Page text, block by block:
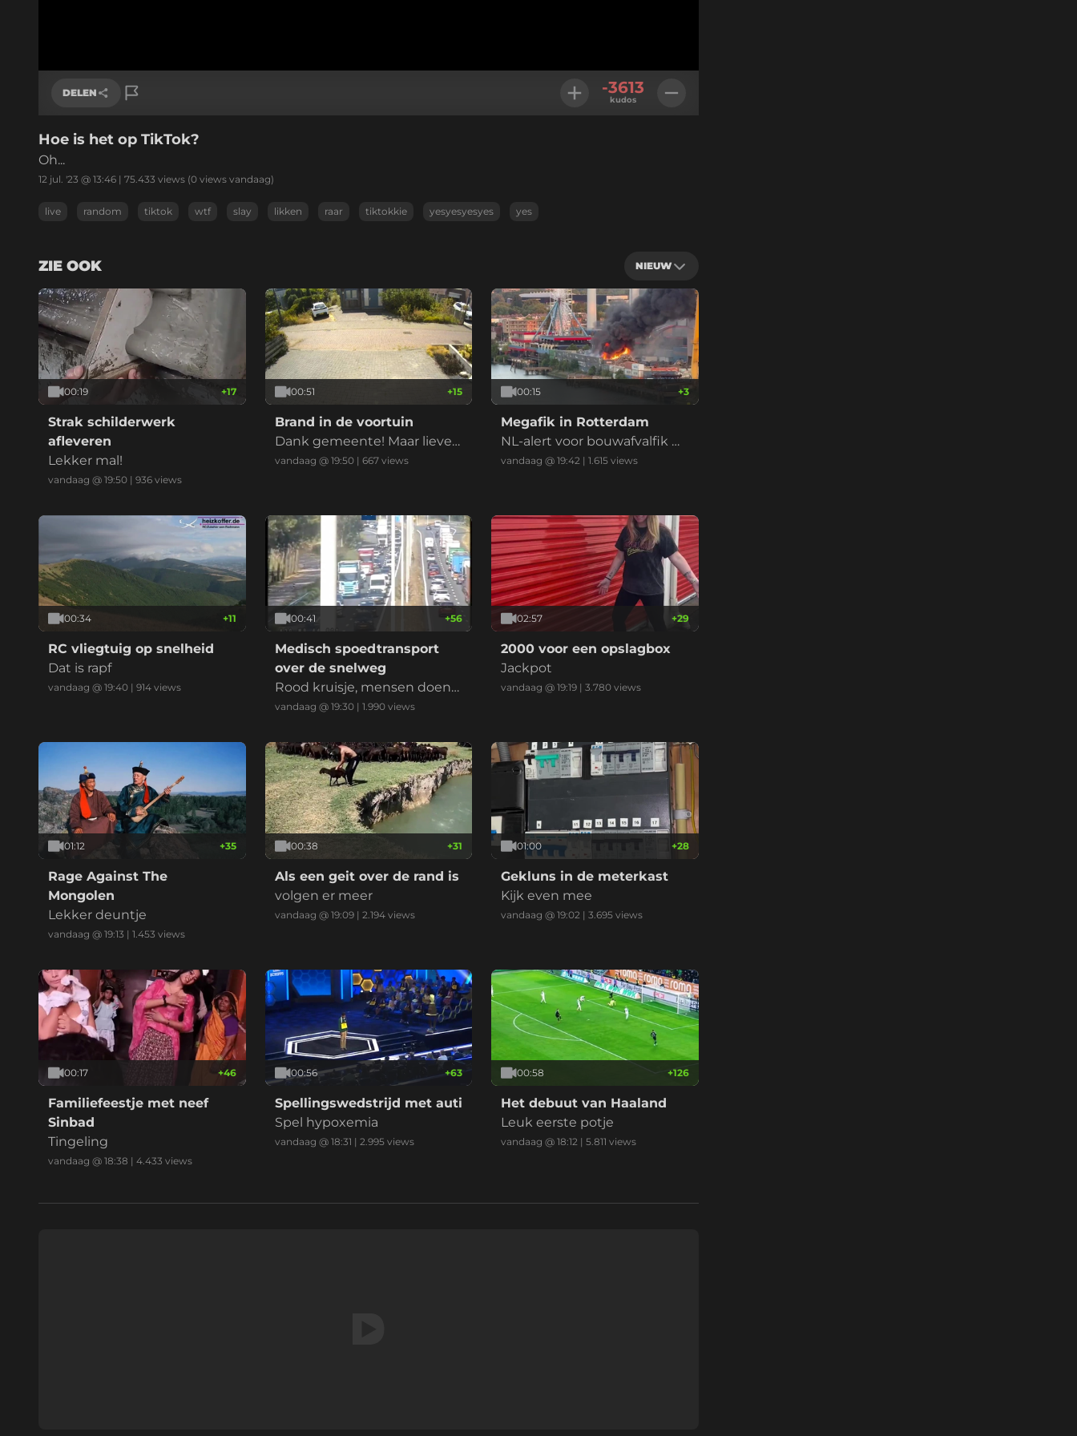
DELEN
Link kopiëren
-3613
kudos
Hoe is het op TikTok?
Oh...
12 jul. '23 @ 13:46 | 75.433 views (0 views vandaag)
live random tiktok wtf slay likken raar tiktokkie yesyesyesyes yes
ZIE OOK NIEUW
00:19 +17
Strak schilderwerk
afleveren
Lekker mal!
vandaag @ 19:50 | 936 views
00:51 +15
Brand in de voortuin
Dank gemeente! Maar liever
niet nu met de droogte
vandaag @ 19:50| 667views
00:15 +3
Megafik in Rotterdam
NL-alert voor bouwafvalfik m
et zwarte reauk bij recycling
vandaag @ 19:42 |1.615 views
00:34 +11
RC vliegtuig op snelheid
Dat is rapf
vandaag @ 19:40 | 914 views
00:41 +56
Medisch spoedtransport
over de snelweg
Rood kruisje, mensen doen
normaal, ambu erlangs, klaar
vandaag @ 19:30| 1.990views
02:57 +29
2000 voor een opslagbox
Jackpot
vandaag @ 19:19 |3.780 views
01:12 +35
Rage Against The
Mongolen
Lekker deuntje
vandaag @ 19:13 | 1.453 views
00:38 +31
Als een geit over de rand is
volgen er meer
vandaag @ 19:09| 2.194views
01:00 +28
Gekluns in de meterkast
Kijk even mee
vandaag @ 19:02 |3.695 views
00:17 +46
Familiefeestje met neef
Sinbad
Tingeling
vandaag @ 18:38 | 4.433 views
00:56 +63
Spellingswedstrijd met auti
Spel hypoxemia
vandaag @ 18:31 | 2.995views
00:58 +126
Het debuut van Haaland
Leuk eerste potje
vandaag @ 18:12 |5.811 views